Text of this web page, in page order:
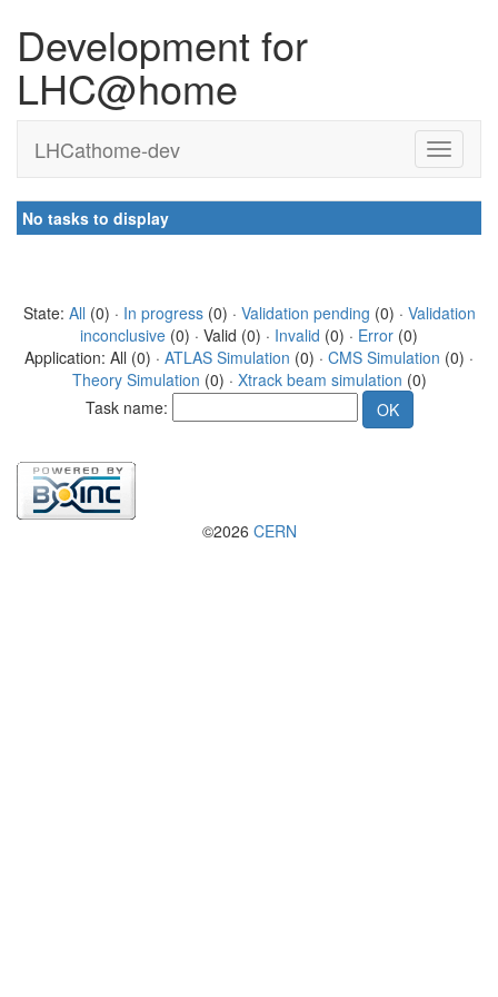
Development for
LHC@home
LHCathome-dev
No tasks to display
State: All (0) · In progress(0) · Validation pending (0) · Validation
inconclusive (0) · Valid (0) · Invalid (0) · Error (0)
Application: All (0) · ATLAS Simulation (0) · CMS Simulation (0) ·
Theory Simulation (0) · Xtrack beam simulation (0)
Task name:
©2026 CERN